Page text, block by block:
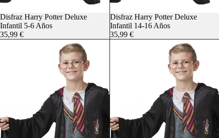
Agotado
Disfraz Harry Potter Deluxe
Infantil 5-6 Años
35,99 €
Agotado
Disfraz Harry Potter Deluxe
Infantil 14-16 Años
35,99 €